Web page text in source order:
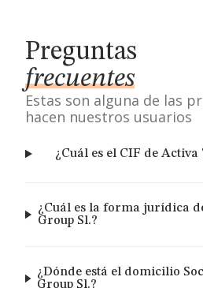
Preguntas
frecuentes
Estas son alguna de las
hacen nuestros usuarios
¿Cuál es el CIF de Activa
¿Cuál es la forma jurídica
Group Sl.?
¿Dónde está el domicilio
Group Sl.?